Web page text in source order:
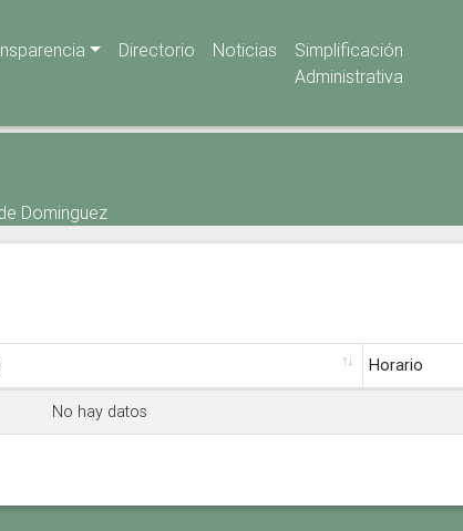
Directorio Noticias
Simplificación
Administrativa
Dominguez
Horario
No hay datos